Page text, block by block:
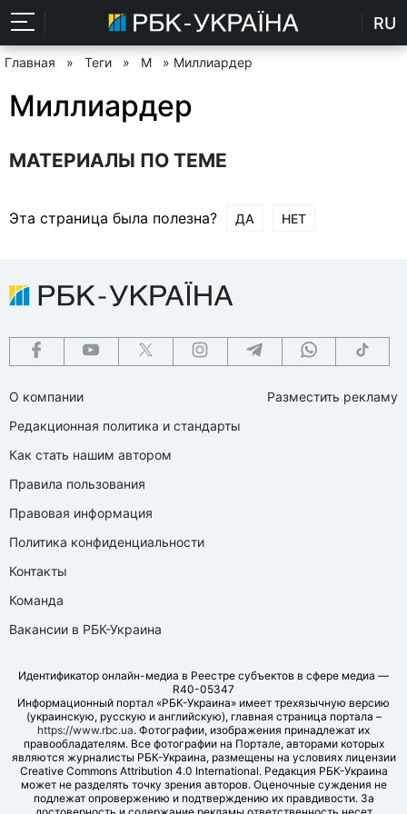
RU
Главная » Теги » М » Миллиардер
Миллиардер
МАТЕРИАЛЫ ПО ТЕМЕ
Эта страница была полезна? ДА НЕТ
О компании
Редакционная политика и стандарты
Как стать нашим автором
Правила пользования
Правовая информация
Политика конфиденциальности
Контакты
Команда
Вакансии в РБК-Украина
Разместить рекламу
Идентификатор онлайн-медиа в Реестре субъектов в сфере медиа —
R40-05347
Информационный портал «РБК-Украина» имеет трехязычную версию
(украинскую, русскую и английскую), главная страница портала –
https://www.rbc.ua. Фотографии, изображения принадлежат их
правообладателям. Все фотографии на Портале, авторами которых
являются журналисты РБК-Украина, размещены на условиях лицензии
Creative Commons Attribution 4.0 International. Редакция РБК-Украина
может не разделять точку зрения авторов. Оценочные суждения не
подлежат опровержению и подтверждению их правдивости. За